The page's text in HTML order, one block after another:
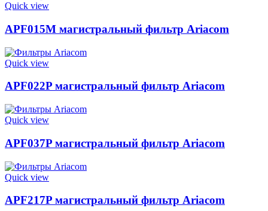
Quick view
APF015M магистральный фильтр Ariacom
Quick view
APF022P магистральный фильтр Ariacom
Quick view
APF037P магистральный фильтр Ariacom
Quick view
APF217P магистральный фильтр Ariacom